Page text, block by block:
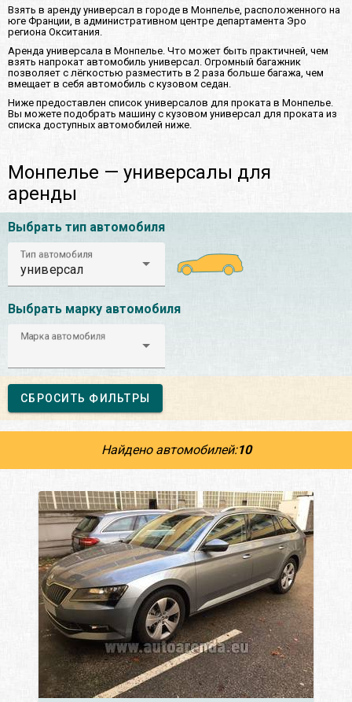
Взять в аренду универсал в городе в Монпелье, расположенного на
юге Франции, в административном центре департамента Эро
региона Окситания.
Аренда универсала в Монпелье. Что может быть практичней, чем
взять напрокат автомобиль универсал. Огромный багажник
позволяет с лёгкостью разместить в 2 раза больше багажа, чем
вмещает в себя автомобиль с кузовом седан.
Ниже предоставлен список универсалов для проката в Монпелье.
Вы можете подобрать машину с кузовом универсал для проката из
списка доступных автомобилей ниже.
Монпелье — универсалы для
аренды
Выбрать тип автомобиля
Тип автомобиля
универсал
Выбрать марку автомобиля
Марка автомобиля
СБРОСИТЬ ФИЛЬТРЫ
Найдено автомобилей:10